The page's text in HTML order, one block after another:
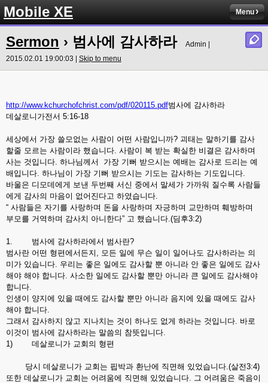
Mobile XE Menu
Sermon › 범사에 감사하라
Admin |
2015.02.01 19:00:03 | Skip to menu
http://www.kchurchofchrist.com/pdf/020115.pdf범사에 감사하라
데살로니가전서 5:16-18
세상에서 가장 쓸모없는 사람이 어떤 사람입니까? 괴태는 말하기를 감사
할줄 모르는 사람이라 했습니다. 사람이 복 받는 확실한 비결은 감사하며
사는 것입니다. 하나님께서 가장 기뻐 받으시는 예배는 감사로 드리는 예
배입니다. 하나님이 가장 기뻐 받으시는 기도는 감사하는 기도입니다.
바울은 디모데에게 보낸 두번째 서신 중에서 말세가 가까워 질수록 사람들
에게 감사의 마음이 없어진다고 하였습니다.
“ 사람들은 자기를 사랑하며 돈을 사랑하며 자긍하며 교만하며 훼방하며
부모를 거역하며 감사치 아니한다” 고 했습니다.(딤후3:2)
1. 범사에 감사하라에서 범사란?
범사란 어떤 형편에서든지, 모든 일에 무슨 일이 일어나도 감사하라는 의
미가 있습니다. 우리는 좋은 일에도 감사할 뿐 아니라 안 좋은 일에도 감사
해야 해야 합니다. 사소한 일에도 감사할 뿐만 아니라 큰 일에도 감사해야
합니다.
인생이 양지에 있을 때에도 감사할 뿐만 아니라 음지에 있을 때에도 감사
해야 합니다.
그래서 감사하지 않고 지나치는 것이 하나도 없게 하라는 것입니다. 바로
이것이 범사에 감사하라는 말씀의 참뜻입니다.
1) 데살로니가 교회의 형편
당시 데살로니가 교회는 핍박과 환난에 직면해 있었습니다.(살전3:4)
또한 데살로니가 교회는 어려움에 직면해 있었습니다. 그 어려움은 죽음이